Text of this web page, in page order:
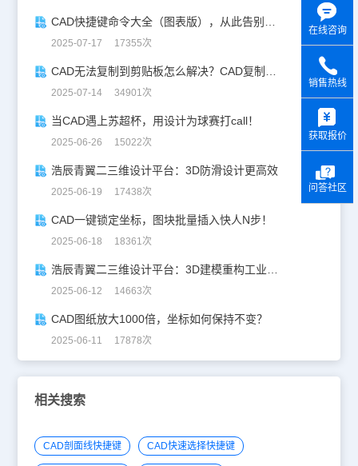
2025-07-17 17355次
2025-07-14 34901次
当CAD遇上苏超杯，用设计为球赛打call！
2025-06-26 15022次
浩辰青翼二三维设计平台：3D防滑设计更高效
2025-06-19 17438次
CAD一键锁定坐标，图块批量插入快人N步！
2025-06-18 18361次
2025-06-12 14663次
CAD图纸放大1000倍，坐标如何保持不变？
2025-06-11 17878次
相关搜索
CAD剖面线快捷键 CAD快速选择快捷键
在线咨询
销售热线
获取报价
问答社区